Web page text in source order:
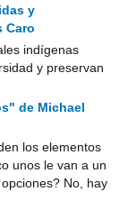
y
Caro
indígenas
y preservan
de Michael
los elementos
unos le van a un
No, hay